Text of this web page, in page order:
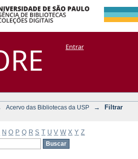
por:
Manakin + CoriscoEntrar
Acervo das Bibliotecas da USP →
Filtrar
N O P Q R S T U V W X Y Z